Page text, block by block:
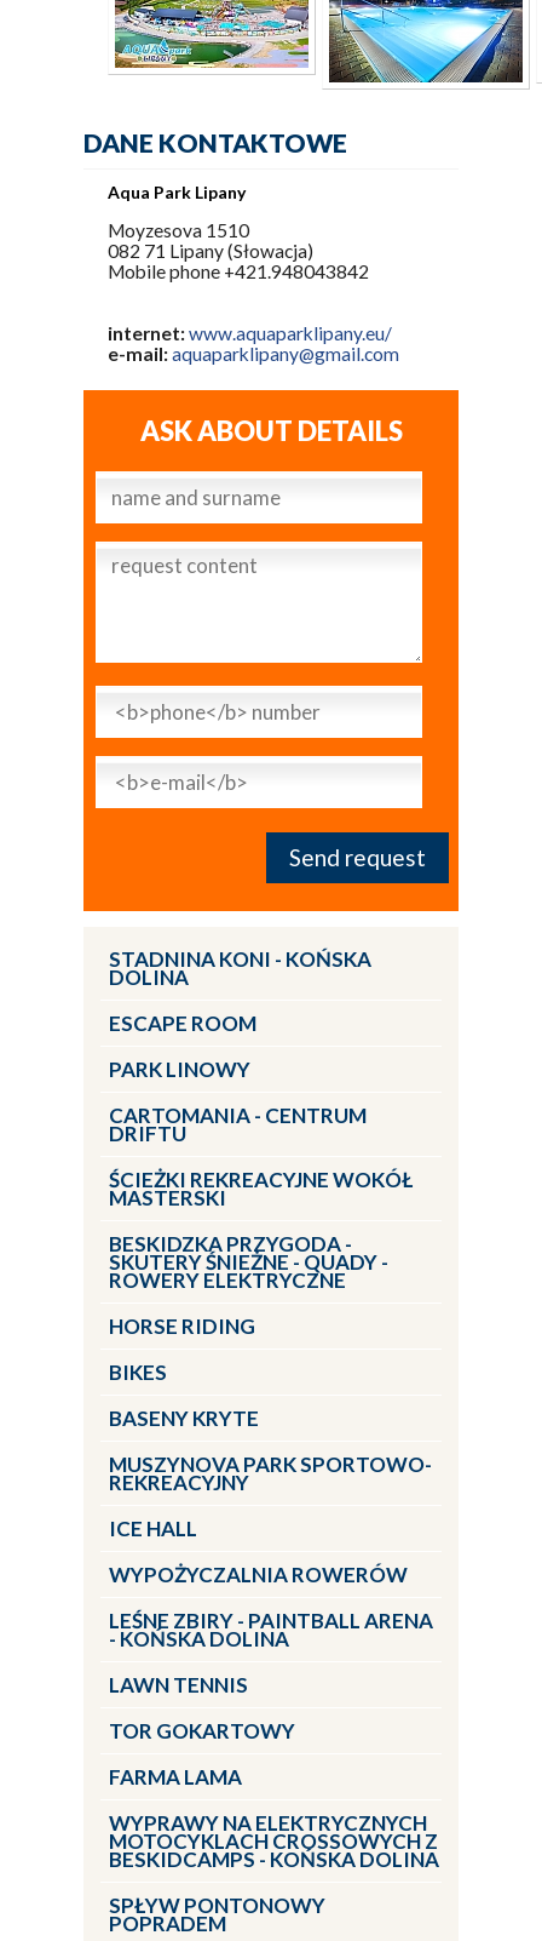
DANE KONTAKTOWE
Aqua Park Lipany
Moyzesova 1510
082 71 Lipany (Słowacja)
Mobile phone +421.948043842
internet:www.aquaparklipany.eu/
e-mail:aquaparklipany@gmail.com
ASK ABOUT DETAILS
STADNINA KONI - KOŃSKA
DOLINA
ESCAPE ROOM
PARK LINOWY
CARTOMANIA - CENTRUM
DRIFTU
ŚCIEŻKI REKREACYJNE WOKÓŁ
MASTERSKI
BESKIDZKA PRZYGODA -
SKUTERY ŚNIEŻNE - QUADY -
ROWERY ELEKTRYCZNE
HORSE RIDING
BIKES
BASENY KRYTE
MUSZYNOVA PARK SPORTOWO-
REKREACYJNY
ICE HALL
WYPOŻYCZALNIA ROWERÓW
LEŚNE ZBIRY - PAINTBALL ARENA
- KOŃSKA DOLINA
LAWN TENNIS
TOR GOKARTOWY
FARMA LAMA
WYPRAWY NA ELEKTRYCZNYCH
MOTOCYKLACH CROSSOWYCH Z
BESKIDCAMPS - KOŃSKA DOLINA
SPŁYW PONTONOWY
POPRADEM